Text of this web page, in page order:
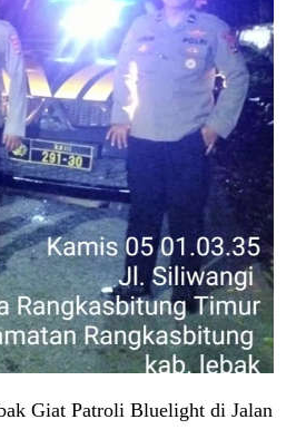
Giat Patroli Bluelight di Jalan